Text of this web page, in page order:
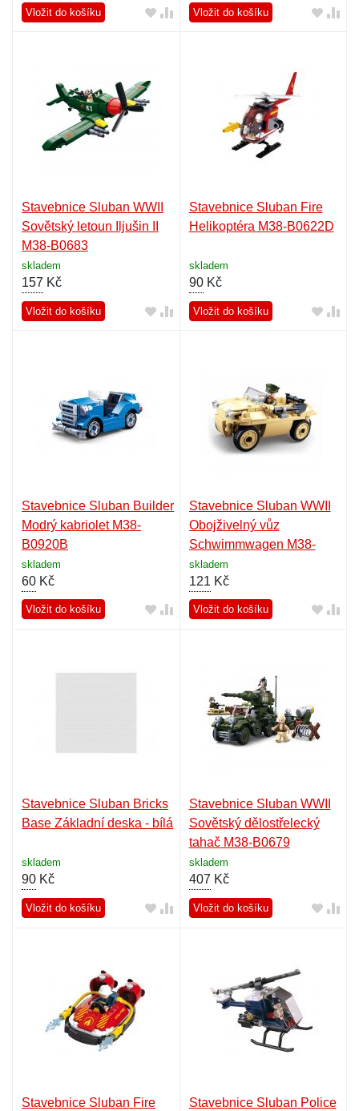
Vložit do košíku Vložit do košíku
Stavebnice Sluban WWII
Sovětský letoun Iljušin II
M38-B0683
skladem
157 Kč
Vložit do košíku
Stavebnice Sluban Fire
Helikoptéra M38-B0622D
skladem
90Kč
Vložit do košíku
Stavebnice Sluban Builder
Modrý kabriolet M38-
B0920B
skladem
60 Kč
Vložit do košíku
Stavebnice Sluban WWII
Obojživelný vůz
Schwimmwagen M38-
B0690
skladem
121 Kč
Vložit do košíku
Stavebnice Sluban Bricks
Base Základní deska - bílá
skladem
90 Kč
Vložit do košíku
Stavebnice Sluban WWII
Sovětský dělostřelecký
tahač M38-B0679
skladem
407 Kč
Vložit do košíku
Stavebnice Sluban Fire
Stavebnice Sluban Police